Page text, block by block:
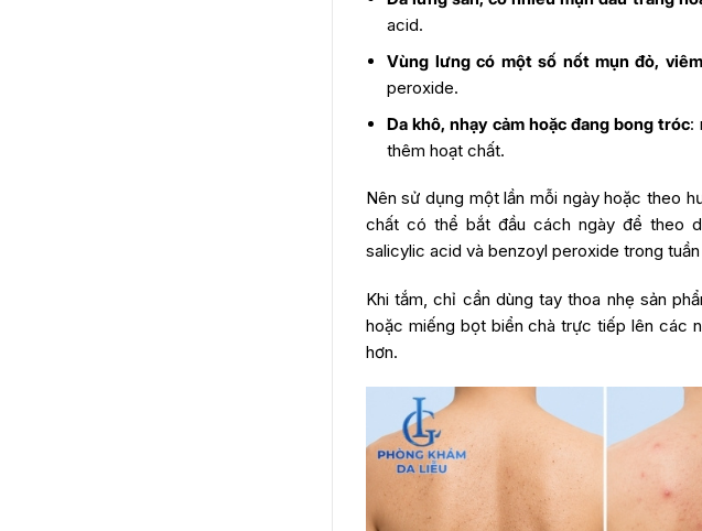
acid.
Vùng lưng có một số nốt mụn đỏ,
peroxide.
Da khô, nhạy cảm hoặc đang bong tróc:
thêm hoạt chất.
Nên sử dụng một lần mỗi ngày hoặc theo
chất có thể bắt đầu cách ngày để theo
salicylic acid và benzoyl peroxide trong tuần
Khi tắm, chỉ cần dùng tay thoa nhẹ sản
hoặc miếng bọt biển chà trực tiếp lên các
hơn.